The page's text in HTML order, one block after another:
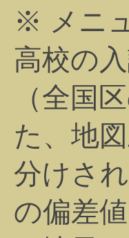
※ メニ
高校の
（全国
た、地
分けさ
の偏差